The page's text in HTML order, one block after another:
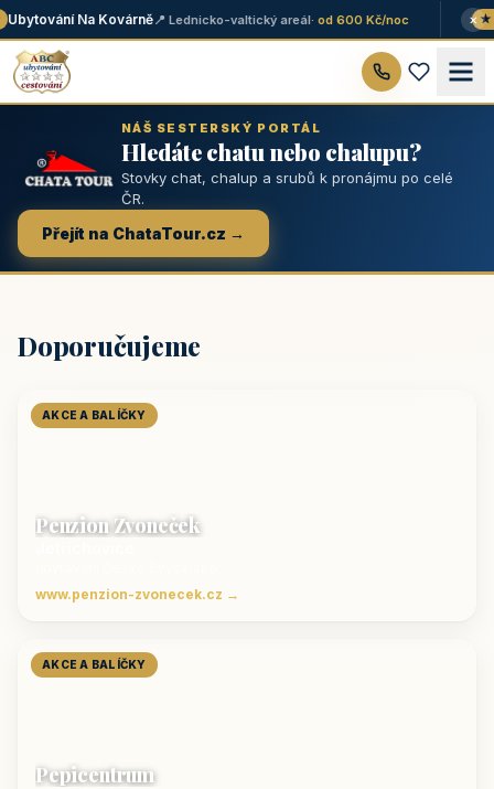
Na Kovárně📍 Lednicko-valtický areál· od 600 Kč/noc ★
×
NÁŠ SESTERSKÝ PORTÁL
Hledáte chatu nebo chalupu?
Stovky chat, chalup a srubů k pronájmu po celé
ČR.
Přejít na ChataTour.cz →
Doporučujeme
AKCE A BALÍČKY
Penzion Zvoneček
www.penzion-zvonecek.cz →
AKCE A BALÍČKY
Pepicentrum